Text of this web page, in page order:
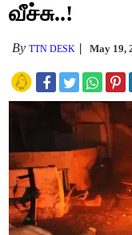
வீச்சு..!
ByTTN DESK May 19,